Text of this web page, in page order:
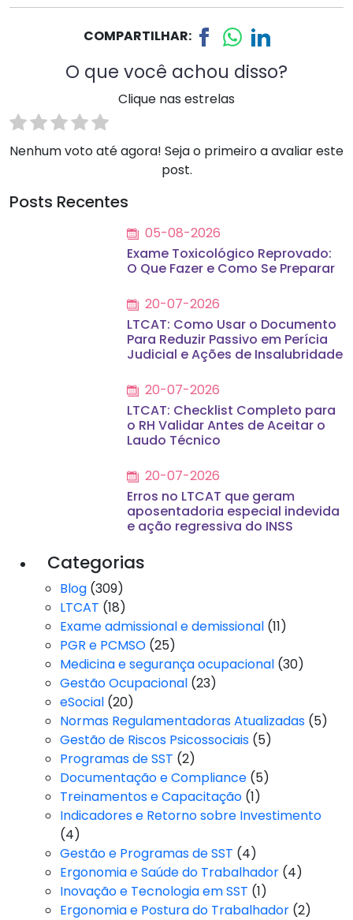
COMPARTILHAR:
O que você achou disso?
Clique nas estrelas
Nenhum voto até agora! Seja o primeiro a avaliar este
post.
Posts Recentes
05-08-2026
Exame Toxicológico Reprovado:
O Que Fazer e Como Se Preparar
20-07-2026
LTCAT: Como Usar o Documento
Para Reduzir Passivo em Perícia
Judicial e Ações de Insalubridade
20-07-2026
LTCAT: Checklist Completo para
o RH Validar Antes de Aceitar o
Laudo Técnico
20-07-2026
Erros no LTCAT que geram
aposentadoria especial indevida
e ação regressiva do INSS
Categorias
Blog (309)
LTCAT (18)
Exame admissional e demissional (11)
PGR e PCMSO (25)
Medicina e segurança ocupacional (30)
Gestão Ocupacional (23)
eSocial (20)
Normas Regulamentadoras Atualizadas (5)
Gestão de Riscos Psicossociais (5)
Programas de SST (2)
Documentação e Compliance (5)
Treinamentos e Capacitação (1)
Indicadores e Retorno sobre Investimento
(4)
Gestão e Programas de SST (4)
Ergonomia e Saúde do Trabalhador (4)
Inovação e Tecnologia em SST (1)
Ergonomia e Postura do Trabalhador (2)